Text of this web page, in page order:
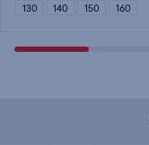
130 140 150 160